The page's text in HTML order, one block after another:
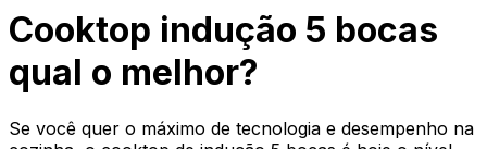
Cooktop indução 5 bocas
qual o melhor?
Se você quer o máximo de tecnologia e desempenho na